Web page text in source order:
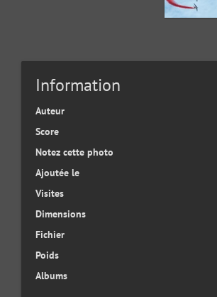
Information
Auteur
Score
Notez cette photo
Ajoutée le
Visites
Dimensions
Fichier
Poids
Albums